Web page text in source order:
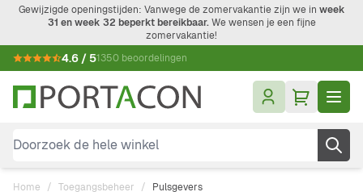
Ga naar de inhoud
Gewijzigde openingstijden: Vanwege de zomervakantie zijn we in week
31 en week 32 beperkt bereikbaar.We wensen je een fijne
zomervakantie!
4.6 / 51350 beoordelingen
Doorzoek de hele winkel
Home / Toegangsbeheer / Pulsgevers